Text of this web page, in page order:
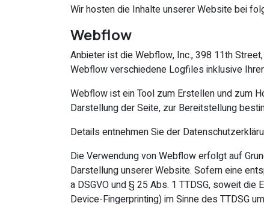
Wir hosten die Inhalte unserer Website bei
Webflow
Anbieter ist die Webflow, Inc., 398 11th
Webflow verschiedene Logfiles inklusive
Webflow ist ein Tool zum Erstellen und zum
Darstellung der Seite, zur Bereitstellung
Details entnehmen Sie der
Die Verwendung von Webflow erfolgt auf
Darstellung unserer Website. Sofern eine
a DSGVO und § 25 Abs. 1 TTDSG, soweit
Device-Fingerprinting) im Sinne des TTDSG